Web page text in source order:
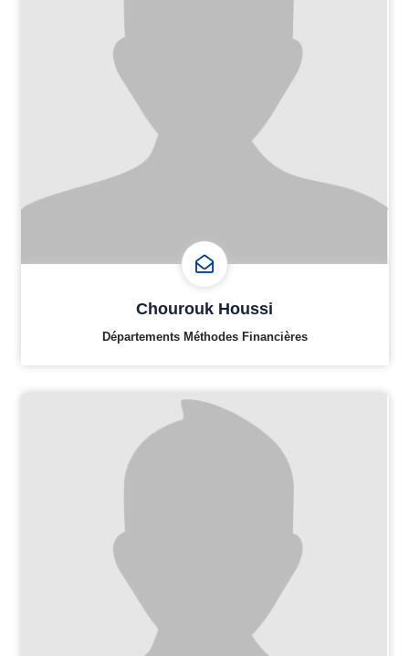
Chourouk Houssi
Départements Méthodes Financières